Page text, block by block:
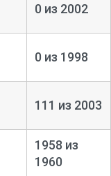
0 из 2002
0 из 1998
111 из 2003
1958 из
1960